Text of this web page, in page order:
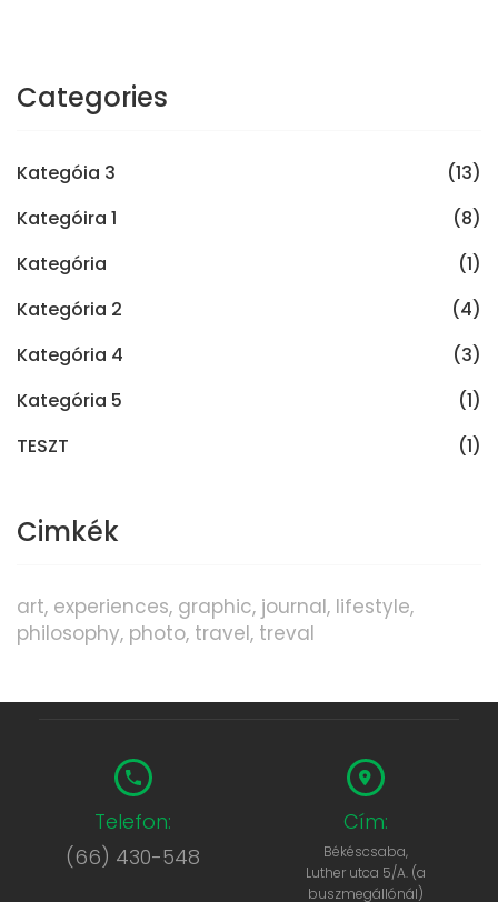
Categories
Kategóia 3
(13)
Kategóira 1
(8)
Kategória
(1)
Kategória 2
(4)
Kategória 4
(3)
Kategória 5
(1)
TESZT
(1)
Cimkék
art experiences graphic journal lifestyle
philosophy photo travel treval
Telefon:
(66) 430-548
Cím:
Békéscsaba,
Luther utca 5/A. (a
buszmegállónál)